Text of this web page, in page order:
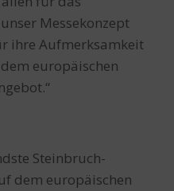
Messekonzept
ihre Aufmerksamkeit
europäischen
Steinbruch-
dem europäischen